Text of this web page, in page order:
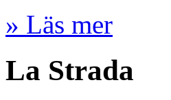
» Läs mer
La Strada